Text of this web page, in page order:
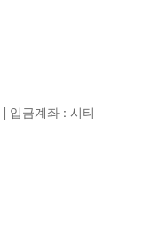
입금계좌 : 시티